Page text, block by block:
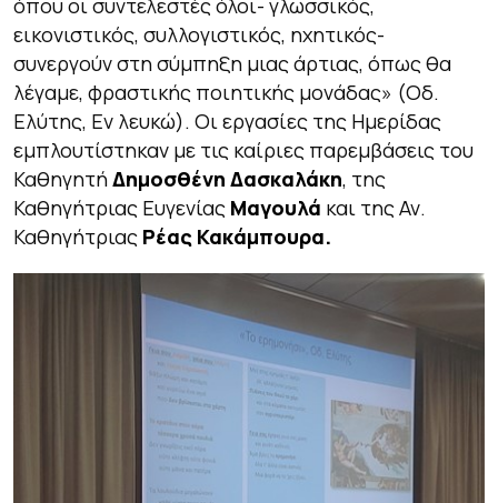
όπου οι συντελεστές όλοι- γλωσσικός,
εικονιστικός, συλλογιστικός, ηχητικός-
συνεργούν στη σύμπηξη μιας άρτιας, όπως θα
λέγαμε, φραστικής ποιητικής μονάδας» (Οδ.
Ελύτης, Εν λευκώ). Οι εργασίες της Ημερίδας
εμπλουτίστηκαν με τις καίριες παρεμβάσεις του
ΚαθηγητήΔημοσθένη Δασκαλάκη, της
Καθηγήτριας Ευγενίας Μαγουλά και της Αν.
Καθηγήτριας Ρέας Κακάμπουρα.